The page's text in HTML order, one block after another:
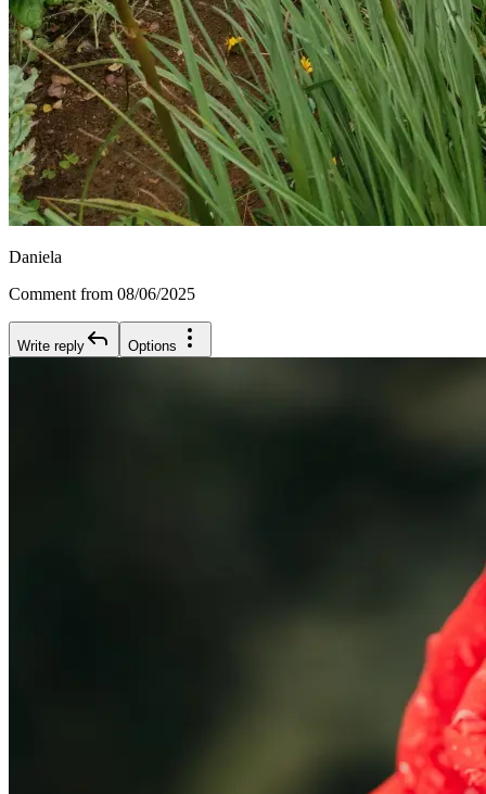
Daniela
Comment from 08/06/2025
Write reply Options